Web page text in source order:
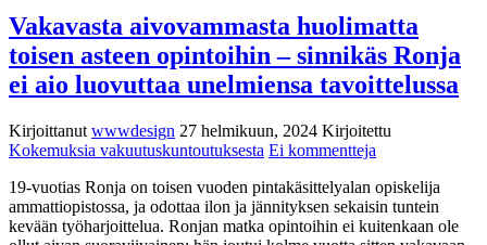
Vakavasta aivovammasta huolimatta
toisen asteen opintoihin – sinnikäs Ronja
ei aio luovuttaa unelmiensa tavoittelussa
Kirjoittanut wwwdesign 27 helmikuun, 2024 Kirjoitettu
Kokemuksia vakuutuskuntoutuksesta Ei kommentteja
aivovammasta
huolimatta
toisen
19-vuotias Ronja on toisen vuoden pintakäsittelyalan opiskelija
ammattiopistossa, ja odottaa ilon ja jännityksen sekaisin tuntein
kevään työharjoittelua. Ronjan matka opintoihin ei kuitenkaan ole